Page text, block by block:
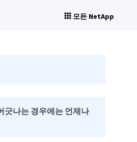
모든 NetApp
긋나는 경우에는 언제나